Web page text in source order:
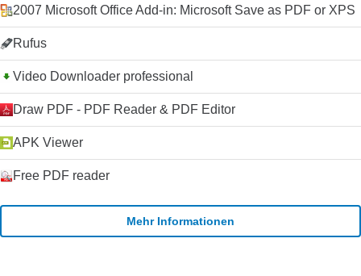
2007 Microsoft Office Add-in: Microsoft Save as PDF or XPS
Rufus
Video Downloader professional
Draw PDF - PDF Reader & PDF Editor
APK Viewer
Free PDF reader
Mehr Informationen